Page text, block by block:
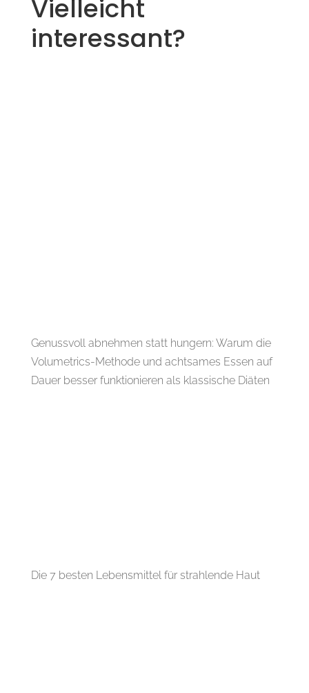
Vielleicht
interessant?
Genussvoll abnehmen statt hungern: Warum die
Volumetrics-Methode und achtsames Essen auf
Dauer besser funktionieren als klassische Diäten
Die 7 besten Lebensmittel für strahlende Haut